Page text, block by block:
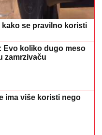
kako se pravilno koristi
Evo koliko dugo meso
zamrzivaču
ima više koristi nego